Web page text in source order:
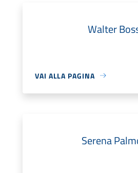
Walter
VAI ALLA PAGINA
Serena